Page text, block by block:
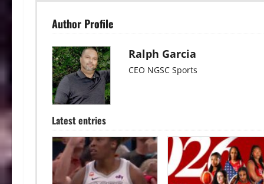
Author Profile
Ralph Garcia
CEO NGSC Sports
Latest entries